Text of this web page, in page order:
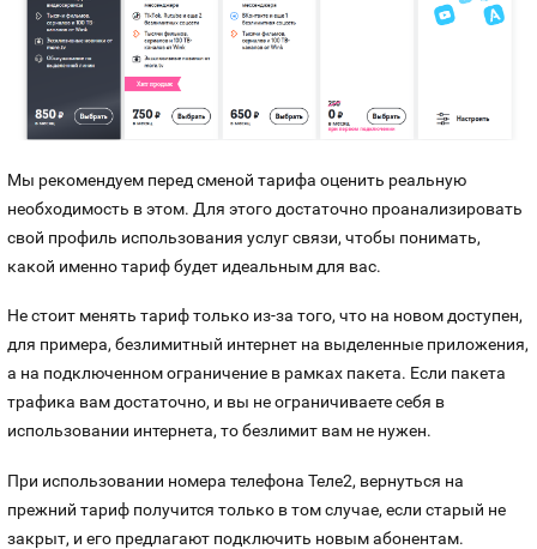
Мы рекомендуем перед сменой тарифа оценить реальную
необходимость в этом. Для этого достаточно проанализировать
свой профиль использования услуг связи, чтобы понимать,
какой именно тариф будет идеальным для вас.
Не стоит менять тариф только из-за того, что на новом доступен,
для примера, безлимитный интернет на выделенные приложения,
а на подключенном ограничение в рамках пакета. Если пакета
трафика вам достаточно, и вы не ограничиваете себя в
использовании интернета, то безлимит вам не нужен.
При использовании номера телефона Теле2, вернуться на
прежний тариф получится только в том случае, если старый не
закрыт, и его предлагают подключить новым абонентам.